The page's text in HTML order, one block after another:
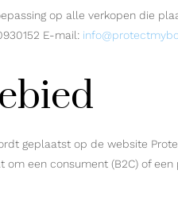
op alle verkopen die
E-mail:
geplaatst op de website
een consument (B2C) of